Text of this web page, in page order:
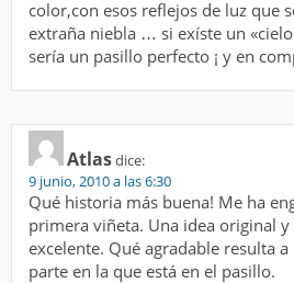
color,con esos reflejos de luz que
extraña niebla … si exíste un
sería un pasillo perfecto ¡ y en
Atlasdice:
9 junio, 2010 a las 6:30
Qué historia más buena! Me ha
primera viñeta. Una idea original
excelente. Qué agradable resulta
parte en la que está en el pasillo.